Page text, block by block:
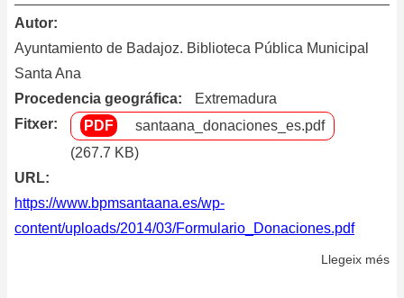
Autor
Ayuntamiento de Badajoz. Biblioteca Pública Municipal
Santa Ana
Procedencia geográfica
Extremadura
Fitxer
santaana_donaciones_es.pdf
(267.7 KB)
URL
https://www.bpmsantaana.es/wp-
content/uploads/2014/03/Formulario_Donaciones.pdf
Llegeix més